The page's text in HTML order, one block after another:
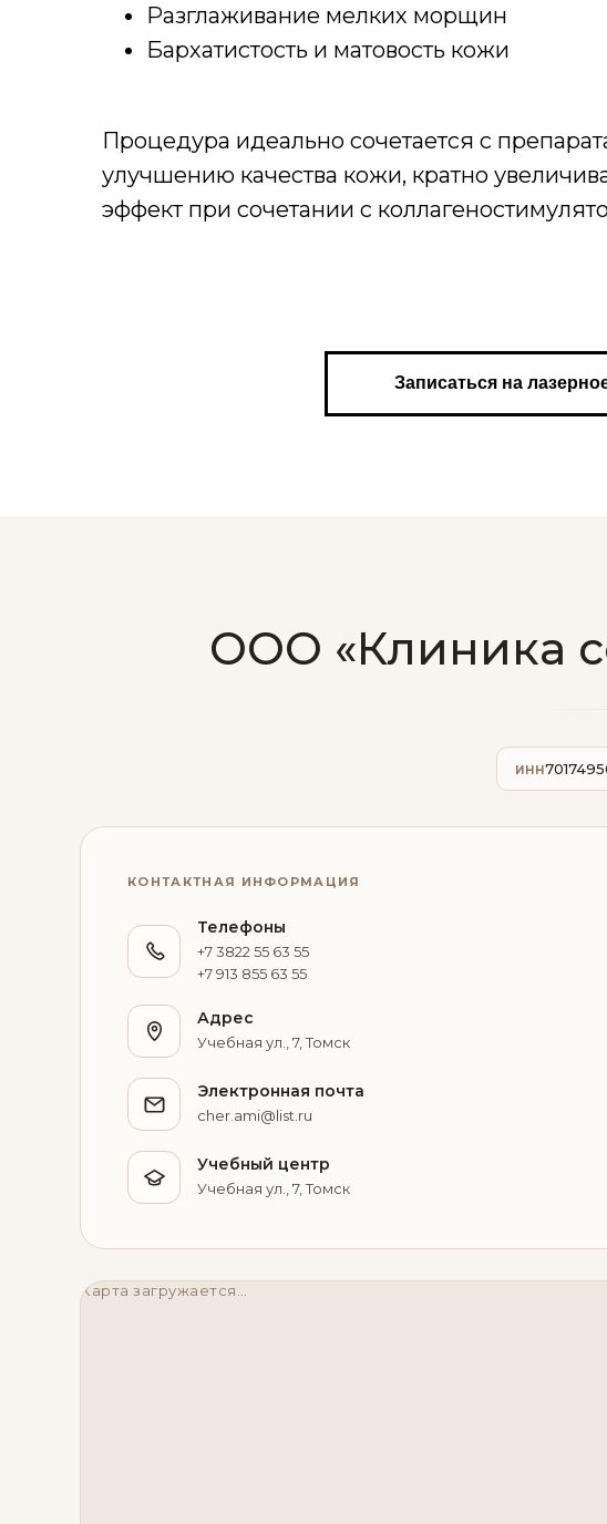
Разглаживание мелких морщин
Бархатистость и матовость кожи
Процедура идеально сочетается с
улучшению качества кожи, кратно
эффект при сочетании с
Записаться на
ООО «Клиника
ИНН
КОНТАКТНАЯ ИНФОРМАЦИЯ
Телефоны
+7 3822 55 63 55
+7 913 855 63 55
Адрес
Учебная ул., 7, Томск
Электронная почта
cher.ami@list.ru
Учебный центр
Учебная ул., 7, Томск
Карта загружается…